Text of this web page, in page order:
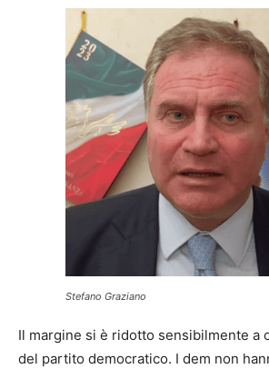
Stefano Graziano
Il margine si è ridotto sensibilmente a
del partito democratico. I dem non